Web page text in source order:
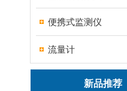
便携式监测仪
流量计
新品推荐